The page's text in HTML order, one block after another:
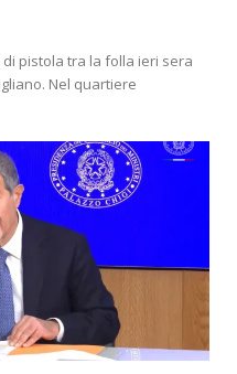
pistola tra la folla ieri sera
Nel quartiere